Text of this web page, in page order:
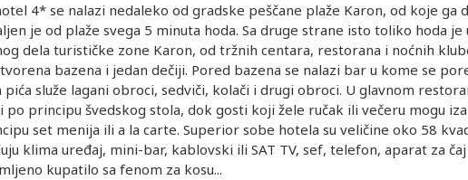
4* se nalazi nedaleko od gradske peščane plaže Karon, od koje ga
je od plaže svega 5 minuta hoda. Sa druge strane isto toliko hoda je
dela turističke zone Karon, od tržnih centara, restorana i noćnih
bazena i jedan dečiji. Pored bazena se nalazi bar u kome se
služe lagani obroci, sedviči, kolači i drugi obroci. U glavnom
po principu švedskog stola, dok gosti koji žele ručak ili večeru mogu
set menija ili a la carte. Superior sobe hotela su veličine oko 58
klima uređaj, mini-bar, kablovski ili SAT TV, sef, telefon, aparat za
kupatilo sa fenom za kosu...